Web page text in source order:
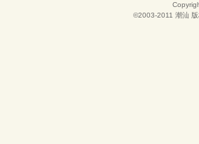
©2003-2011 潮汕